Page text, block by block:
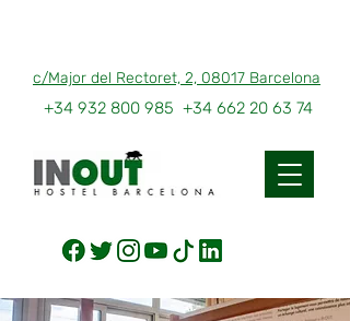
c/Major del Rectoret, 2, 08017 Barcelona
+34 932 800 985 +34 662 20 63 74